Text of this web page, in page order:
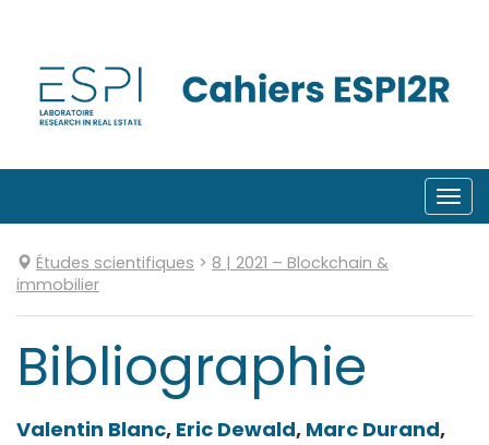
contenu
Études scientifiques > 8 | 2021 – Blockchain &
immobilier
Bibliographie
Valentin Blanc, Eric Dewald, Marc Durand,